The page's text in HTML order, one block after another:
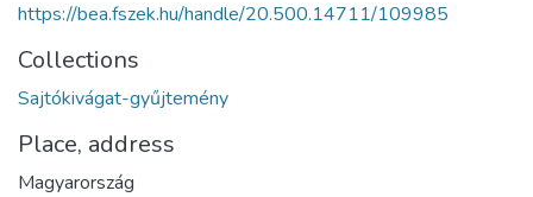
https://bea.fszek.hu/handle/20.500.14711/109985
Collections
Sajtókivágat-gyűjtemény
Place, address
Magyarország